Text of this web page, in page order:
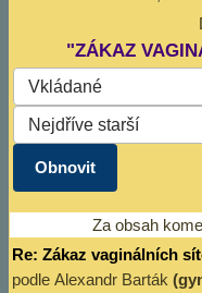
"ZÁKAZ
Za obsah
Re: Zákaz vaginálních
podle Alexandr Barták